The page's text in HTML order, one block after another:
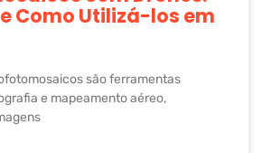
Como Utilizá-los em
são ferramentas
e mapeamento aéreo,